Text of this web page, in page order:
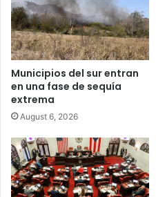
Municipios del sur entran
en una fase de sequía
extrema
August 6, 2026